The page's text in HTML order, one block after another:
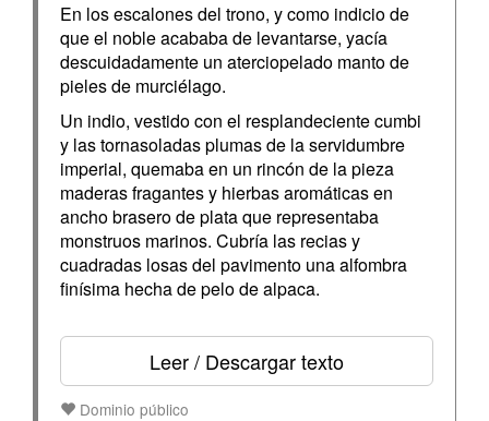
En los escalones del trono, y como indicio de
que el noble acababa de levantarse, yacía
descuidadamente un aterciopelado manto de
pieles de murciélago.
Un indio, vestido con el resplandeciente cumbi
y las tornasoladas plumas de la servidumbre
imperial, quemaba en un rincón de la pieza
maderas fragantes y hierbas aromáticas en
ancho brasero de plata que representaba
monstruos marinos. Cubría las recias y
cuadradas losas del pavimento una alfombra
finísima hecha de pelo de alpaca.
Leer / Descargar texto
Dominio público